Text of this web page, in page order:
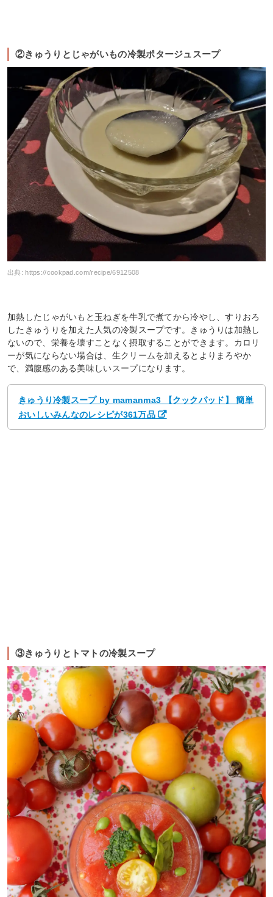
②きゅうりとじゃがいもの冷製ポタージュスープ
出典:https://cookpad.com/recipe/6912508
加熱したじゃがいもと玉ねぎを牛乳で煮てから冷やし、すりおろ
したきゅうりを加えた人気の冷製スープです。きゅうりは加熱し
ないので、栄養を壊すことなく摂取することができます。カロリ
ーが気にならない場合は、生クリームを加えるとよりまろやか
で、満腹感のある美味しいスープになります。
きゅうり冷製スープ by mamanma3 【クックパッド】 簡単
おいしいみんなのレシピが361万品
③きゅうりとトマトの冷製スープ